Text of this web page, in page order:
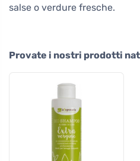
salse o verdure fresche.
Provate i nostri prodotti